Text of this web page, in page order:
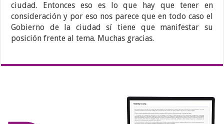
ciudad. Entonces eso es lo que hay que tener en
consideración y por eso nos parece que en todo caso el
Gobierno de la ciudad sí tiene que manifestar su
posición frente al tema. Muchas gracias.